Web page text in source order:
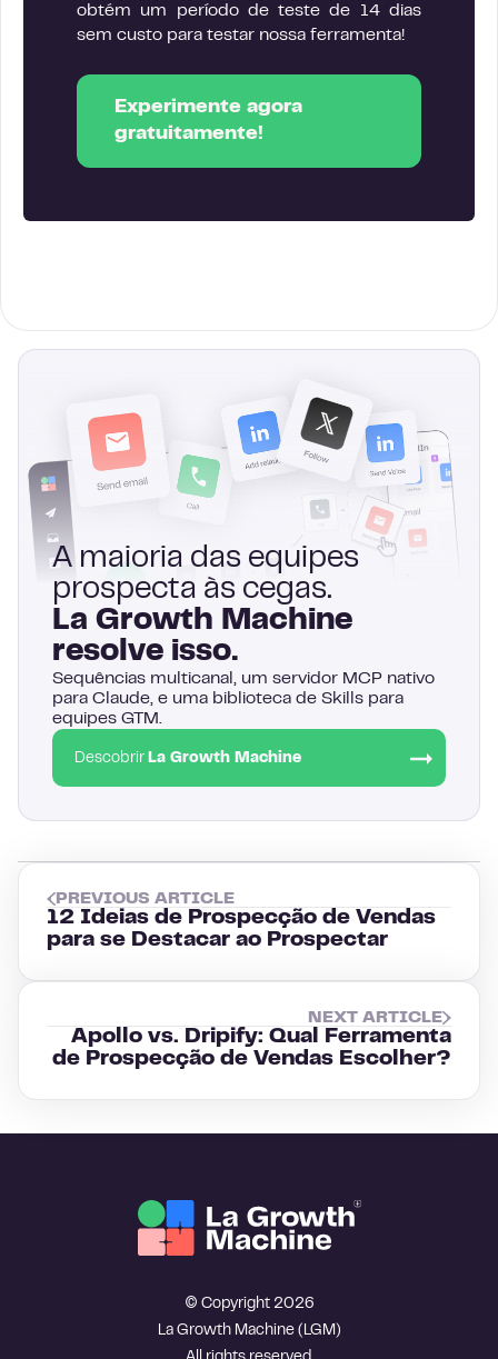
obtém um período de teste de 14 dias
sem custo para testar nossa ferramenta!
Experimente agora
gratuitamente!
A maioria das equipes
prospecta às cegas.
La Growth Machine
resolve isso.
Sequências multicanal, um servidor MCP nativo
para Claude, e uma biblioteca de Skills para
equipes GTM.
Descobrir La Growth Machine
PREVIOUS ARTICLE
12 Ideias de Prospecção de Vendas
para se Destacar ao Prospectar
NEXT ARTICLE
Apollo vs. Dripify: Qual Ferramenta
de Prospecção de Vendas Escolher?
© Copyright 2026
La Growth Machine (LGM)